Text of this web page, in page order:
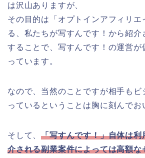
は沢山ありますが、
その目的は「オプトインアフィリエ
る、私たちが写すんです！から紹介
することで、写すんです！の運営が
っています。
なので、当然のことですが相手もビ
っているということは胸に刻んでお
そして、「写すんです！」自体は利
介される副業案件によっては高額な